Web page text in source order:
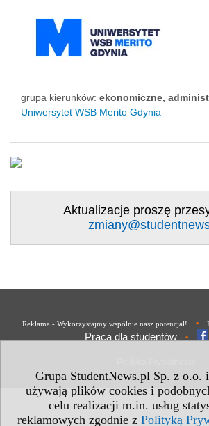
Grupa StudentNews.pl Sp. z o.o.
używają plików cookies i
celu realizacji m.in. usług
reklamowych zgodnie z Polityką
grupa kierunków: ekonomiczne,
Uniwersytet WSB Merito Gdynia
Aktualizacje proszę
Reklama - Wykorzystajmy wspólnie nasz potencjał! •
Praca dla studentów •